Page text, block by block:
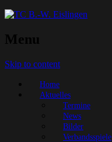
Menu
Skip to content
Home
Aktuelles
Termine
News
Bilder
Verbandsspiele